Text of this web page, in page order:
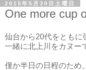
2015年5月30日土曜日
One more cup
仙台から20代をともに
一緒に北上川をカヌー
僅か半日の日程のため